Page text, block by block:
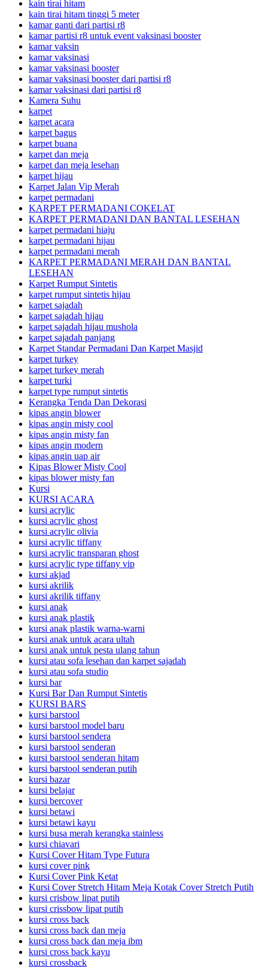
kain tirai hitam
kain tirai hitam tinggi 5 meter
kamar ganti dari partisi r8
kamar partisi r8 untuk event vaksinasi booster
kamar vaksin
kamar vaksinasi
kamar vaksinasi booster
kamar vaksinasi booster dari partisi r8
kamar vaksinasi dari partisi r8
Kamera Suhu
karpet
karpet acara
karpet bagus
karpet buana
karpet dan meja
karpet dan meja lesehan
karpet hijau
Karpet Jalan Vip Merah
karpet permadani
KARPET PERMADANI COKELAT
KARPET PERMADANI DAN BANTAL LESEHAN
karpet permadani hiaju
karpet permadani hijau
karpet permadani merah
KARPET PERMADANI MERAH DAN BANTAL
LESEHAN
Karpet Rumput Sintetis
karpet rumput sintetis hijau
karpet sajadah
karpet sajadah hijau
karpet sajadah hijau mushola
karpet sajadah panjang
Karpet Standar Permadani Dan Karpet Masjid
karpet turkey
karpet turkey merah
karpet turki
karpet type rumput sintetis
Kerangka Tenda Dan Dekorasi
kipas angin blower
kipas angin misty cool
kipas angin misty fan
kipas angin modern
kipas angin uap air
Kipas Blower Misty Cool
kipas blower misty fan
Kursi
KURSI ACARA
kursi acrylic
kursi acrylic ghost
kursi acrylic olivia
kursi acrylic tiffany
kursi acrylic transparan ghost
kursi acrylic type tiffany vip
kursi akjad
kursi akrilik
kursi akrilik tiffany
kursi anak
kursi anak plastik
kursi anak plastik warna-warni
kursi anak untuk acara ultah
kursi anak untuk pesta ulang tahun
kursi atau sofa lesehan dan karpet sajadah
kursi atau sofa studio
kursi bar
Kursi Bar Dan Rumput Sintetis
KURSI BARS
kursi barstool
kursi barstool model baru
kursi barstool sendera
kursi barstool senderan
kursi barstool senderan hitam
kursi barstool senderan putih
kursi bazar
kursi belajar
kursi bercover
kursi betawi
kursi betawi kayu
kursi busa merah kerangka stainless
kursi chiavari
Kursi Cover Hitam Type Futura
kursi cover pink
Kursi Cover Pink Ketat
Kursi Cover Stretch Hitam Meja Kotak Cover Stretch Putih
kursi crisbow lipat putih
kursi crissbow lipat putih
kursi cross back
kursi cross back dan meja
kursi cross back dan meja ibm
kursi cross back kayu
kursi crossback